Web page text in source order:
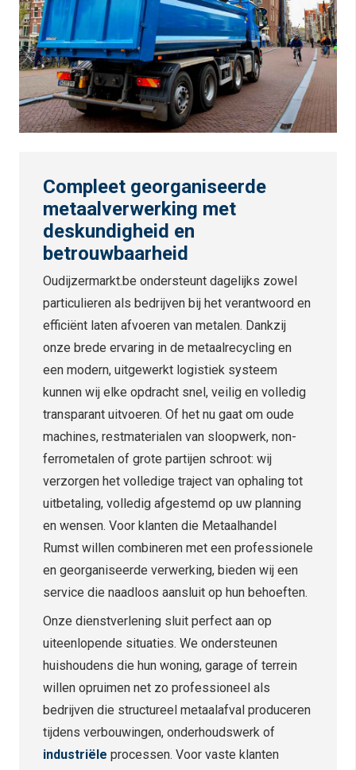
Compleet georganiseerde
metaalverwerking met
deskundigheid en
betrouwbaarheid
Oudijzermarkt.be ondersteunt dagelijks zowel
particulieren als bedrijven bij het verantwoord en
efficiënt laten afvoeren van metalen. Dankzij
onze brede ervaring in de metaalrecycling en
een modern, uitgewerkt logistiek systeem
kunnen wij elke opdracht snel, veilig en volledig
transparant uitvoeren. Of het nu gaat om oude
machines, restmaterialen van sloopwerk, non-
ferrometalen of grote partijen schroot: wij
verzorgen het volledige traject van ophaling tot
uitbetaling, volledig afgestemd op uw planning
en wensen. Voor klanten die Metaalhandel
Rumst willen combineren met een professionele
en georganiseerde verwerking, bieden wij een
service die naadloos aansluit op hun behoeften.
Onze dienstverlening sluit perfect aan op
uiteenlopende situaties. We ondersteunen
huishoudens die hun woning, garage of terrein
willen opruimen net zo professioneel als
bedrijven die structureel metaalafval produceren
tijdens verbouwingen, onderhoudswerk of
industriële processen. Voor vaste klanten